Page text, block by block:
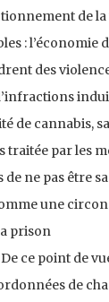
de
: l’économie
des
de cannabis,
traitée par les
ne pas être
une
prison
ce point de
de